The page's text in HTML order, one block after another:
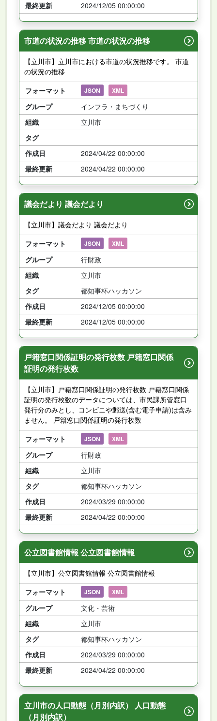
最終更新
2024/12/05 00:00:00
市道の状況の推移 市道の状況の推移
【立川市】立川市における市道の状況推移です。 市道
の状況の推移
フォーマット
JSON XML
グループ
インフラ・まちづくり
組織
立川市
タグ
作成日
2024/04/22 00:00:00
最終更新
2024/04/22 00:00:00
議会だより 議会だより
【立川市】議会だより 議会だより
フォーマット
JSON XML
グループ
行財政
組織
立川市
タグ
都知事杯ハッカソン
作成日
2024/12/05 00:00:00
最終更新
2024/12/05 00:00:00
戸籍窓口関係証明の発行枚数 戸籍窓口関係
証明の発行枚数
【立川市】戸籍窓口関係証明の発行枚数 戸籍窓口関係
証明の発行枚数のデータについては、市民課所管窓口
発行分のみとし、コンビニや郵送(含む電子申請)は含み
ません。 戸籍窓口関係証明の発行枚数
フォーマット
JSON XML
グループ
行財政
組織
立川市
タグ
都知事杯ハッカソン
作成日
2024/03/29 00:00:00
最終更新
2024/04/22 00:00:00
公立図書館情報 公立図書館情報
【立川市】公立図書館情報 公立図書館情報
フォーマット
JSON XML
グループ
文化・芸術
組織
立川市
タグ
都知事杯ハッカソン
作成日
2024/03/29 00:00:00
最終更新
2024/04/22 00:00:00
立川市の人口動態（月別内訳） 人口動態
（月別内訳）